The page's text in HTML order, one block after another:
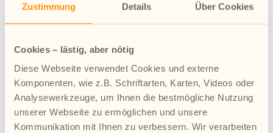
Zustimmung Details Über Cookies
Cookies – lästig, aber nötig
Diese Webseite verwendet Cookies und externe
Komponenten, wie z.B. Schriftarten, Karten, Videos oder
Analysewerkzeuge, um Ihnen die bestmögliche Nutzung
unserer Webseite zu ermöglichen und unsere
Kommunikation mit Ihnen zu verbessern. Wir verarbeiten
Rendsburg eröffnet mit erweitertem Angebot
Sparpläne
Ein Abschied mit Perspektive
Archiv
August 2026